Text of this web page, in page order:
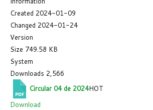
Created 2024-01-09
Changed 2024-01-24
Version
Size 749.58 KB
System
Downloads 2,566
Circular 04 de 2024HOT
Download